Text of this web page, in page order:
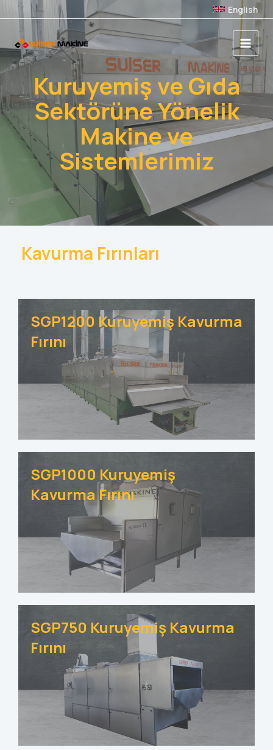
İçeriğe
atla
English
Main
Menu
Kuruyemiş ve Gıda
Sektörüne Yönelik
Makine ve
Sistemlerimiz
Kavurma Fırınları
SGP1200 Kuruyemiş Kavurma
Fırını
SGP1000 Kuruyemiş
Kavurma Fırını
SGP750 Kuruyemiş Kavurma
Fırını